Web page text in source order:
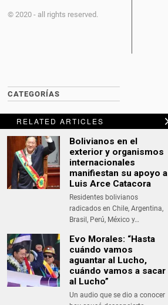
RELATED ARTICLES
Bolivianos en el
exterior y organismos
internacionales
manifiestan su apoyo a
Luis Arce Catacora
Residentes bolivianos
radicados en Chile, Argentina,
Brasil, Perú, México y…
Evo Morales: “Hasta
cuándo vamos
aguantar al Lucho,
cuándo vamos a sacar
al Lucho”
Un audio que se dio a conocer
© 2020 - all rights reserved.
CATEGORÍAS
BITCOIN NEWS
CULTURA
DATING
DEPORTES
INTERNACIONAL
NACIONAL
OPINIÓN
SALUD